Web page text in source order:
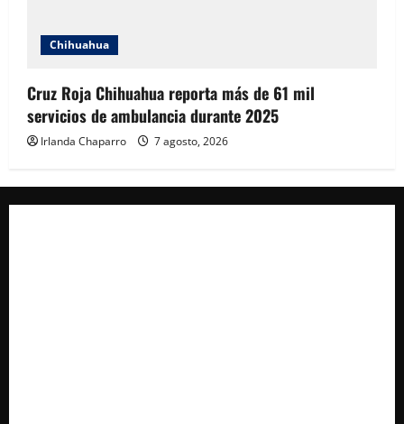
Chihuahua
Cruz Roja Chihuahua reporta más de 61 mil
servicios de ambulancia durante 2025
Irlanda Chaparro 7 agosto, 2026